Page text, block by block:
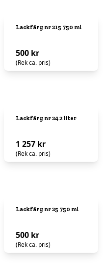
Lackfärg nr 215 750 ml
500 kr
(Rek ca. pris)
Lackfärg nr 24 2 liter
1 257 kr
(Rek ca. pris)
Lackfärg nr 25 750 ml
500 kr
(Rek ca. pris)